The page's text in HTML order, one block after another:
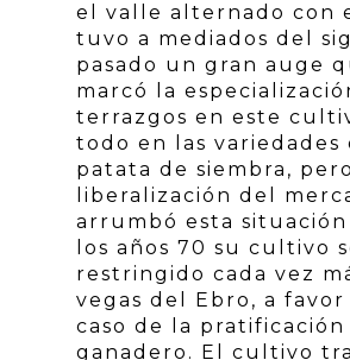
el valle alternado con
tuvo a mediados del
pasado un gran auge
marcó la
terrazgos en este
todo en las variedades
patata de siembra,
liberalización del
arrumbó esta situación
los años 70 su cultivo
restringido cada vez
vegas del Ebro, a favor
caso de la pratificación
ganadero. El cultivo